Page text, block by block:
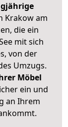
Krakow am
die ein
mit sich
von der
Umzugs.
Möbel
ein und
an Ihrem